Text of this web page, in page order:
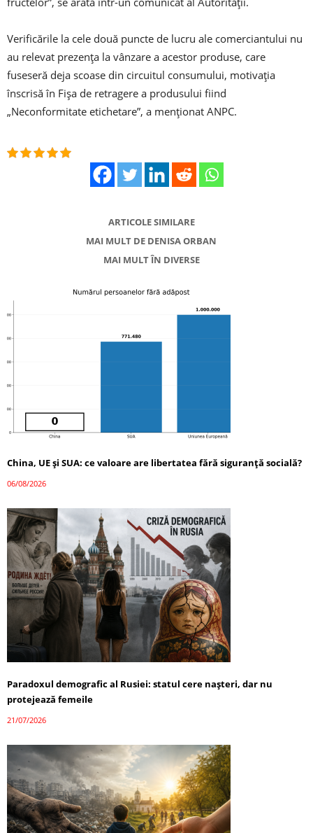
Verificările la cele două puncte de lucru ale comerciantului nu
au relevat prezenţa la vânzare a acestor produse, care
fuseseră deja scoase din circuitul consumului, motivaţia
înscrisă în Fişa de retragere a produsului fiind
„Neconformitate etichetare”, a menţionat ANPC.
ARTICOLE SIMILARE
MAI MULT DE DENISA ORBAN
MAI MULT ÎN DIVERSE
China, UE și SUA: ce valoare are libertatea fără siguranță socială?
06/08/2026
Paradoxul demografic al Rusiei: statul cere nașteri, dar nu
protejează femeile
21/07/2026